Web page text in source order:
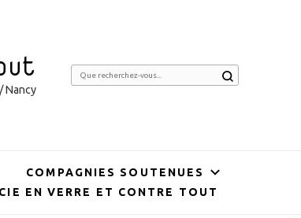
Nancy
Vous
COMPAGNIES SOUTENUES
CIE EN VERRE ET CONTRE TOUT